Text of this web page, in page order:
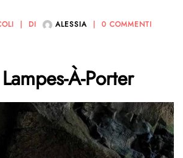
DI ALESSIA 0 COMMENTI
À-Porter